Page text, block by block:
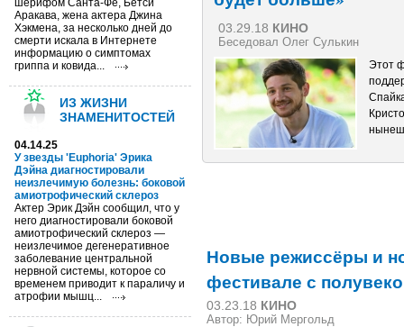
шерифом Санта-Фе, Бетси
Аракава, жена актера Джина
Хэкмена, за несколько дней до
смерти искала в Интернете
информацию о симптомах
гриппа и ковида...
ИЗ ЖИЗНИ
ЗНАМЕНИТОСТЕЙ
04.14.25
У звезды 'Euphoria' Эрика
Дэйна диагностировали
неизлечимую болезнь: боковой
амиотрофический склероз
Актер Эрик Дэйн сообщил, что у
него диагностировали боковой
амиотрофический склероз —
неизлечимое дегенеративное
заболевание центральной
нервной системы, которое со
временем приводит к параличу и
атрофии мышц...
03.29.18 КИНО
Беседовал Олег Сулькин
Этот
Новые режиссёры и
фестивале с
03.23.18 КИНО
Автор: Юрий Мергольд